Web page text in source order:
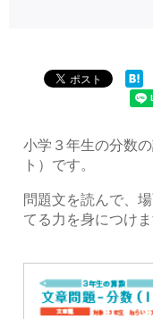
小学３年生の分数
ト）です。
問題文を読んで、
てる力を身につけま